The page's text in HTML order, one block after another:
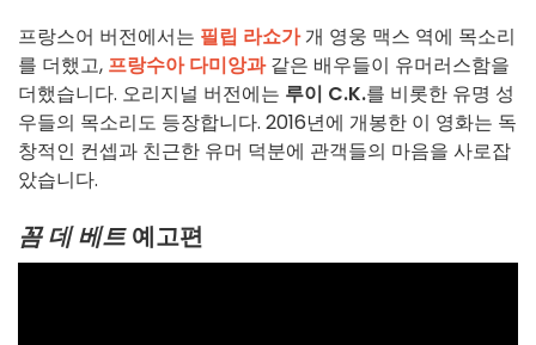
프랑스어 버전에서는 필립 라쇼가개 영웅 맥스 역에 목소리
를 더했고, 프랑수아 다미앙과같은 배우들이 유머러스함을
더했습니다. 오리지널 버전에는 루이 C.K.를 비롯한 유명 성
우들의 목소리도 등장합니다. 2016년에 개봉한 이 영화는 독
창적인 컨셉과 친근한 유머 덕분에 관객들의 마음을 사로잡
았습니다.
꼼 데 베트예고편